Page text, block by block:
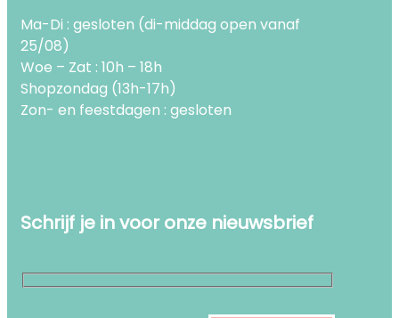
Ma-Di : gesloten (di-middag open vanaf
25/08)
Woe – Zat : 10h – 18h
Shopzondag (13h-17h)
Zon- en feestdagen : gesloten
Schrijf je in voor onze nieuwsbrief